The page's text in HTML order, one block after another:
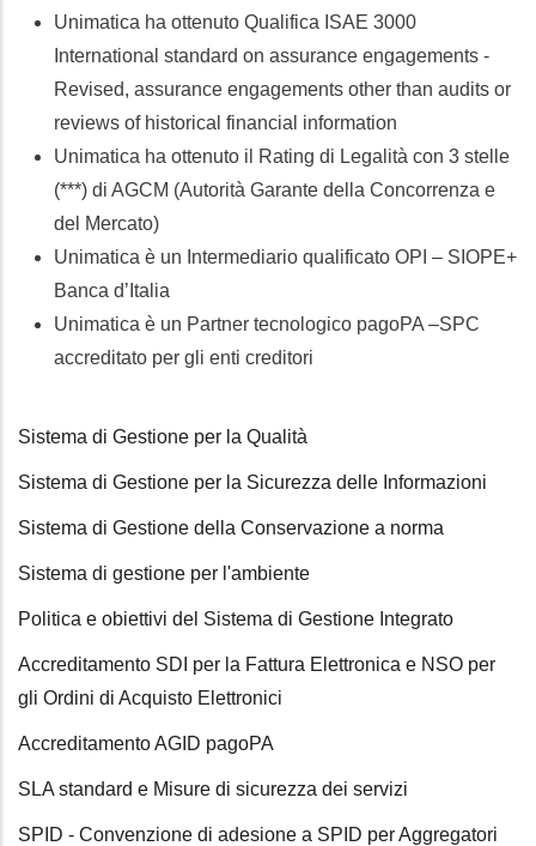
Unimatica ha ottenuto Qualifica ISAE 3000
International standard on assurance engagements -
Revised, assurance engagements other than audits or
reviews of historical financial information
Unimatica ha ottenuto il Rating di Legalità con 3 stelle
(***) di AGCM (Autorità Garante della Concorrenza e
del Mercato)
Unimatica è un Intermediario qualificato OPI – SIOPE+
Banca d’Italia
Unimatica è un Partner tecnologico pagoPA –SPC
accreditato per gli enti creditori
Sistema di Gestione per la Qualità
Sistema di Gestione per la Sicurezza delle Informazioni
Sistema di Gestione della Conservazione a norma
Sistema di gestione per l'ambiente
Politica e obiettivi del Sistema di Gestione Integrato
Accreditamento SDI per la Fattura Elettronica e NSO per
gli Ordini di Acquisto Elettronici
Accreditamento AGID pagoPA
SLA standard e Misure di sicurezza dei servizi
SPID - Convenzione di adesione a SPID per Aggregatori